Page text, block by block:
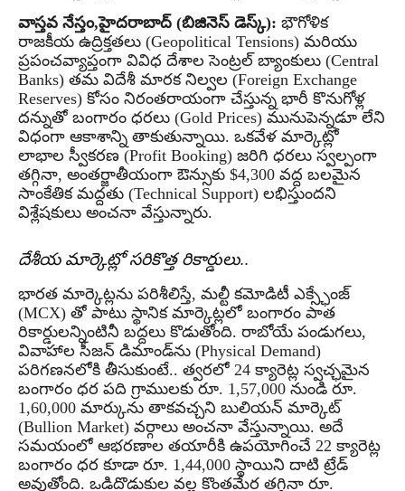
వాస్తవ నేస్తం,హైదరాబాద్ (బిజినెస్ డెస్క్): భౌగోళిక
రాజకీయ ఉద్రిక్తతలు (Geopolitical Tensions) మరియు
ప్రపంచవ్యాప్తంగా వివిధ దేశాల సెంట్రల్ బ్యాంకులు (Central
Banks) తమ విదేశీ మారక నిల్వల (Foreign Exchange
Reserves) కోసం నిరంతరాయంగా చేస్తున్న భారీ కొనుగోళ్ల
దన్నుతో బంగారం ధరలు (Gold Prices) మునుపెన్నడూ లేని
విధంగా ఆకాశాన్ని తాకుతున్నాయి. ఒకవేళ మార్కెట్లో
లాభాల స్వీకరణ (Profit Booking) జరిగి ధరలు స్వల్పంగా
తగ్గినా, అంతర్జాతీయంగా ఔన్సుకు $4,300 వద్ద బలమైన
సాంకేతిక మద్దతు (Technical Support) లభిస్తుందని
విశ్లేషకులు అంచనా వేస్తున్నారు.
దేశీయ మార్కెట్లో సరికొత్త రికార్డులు..
భారత మార్కెట్లను పరిశీలిస్తే, మల్టీ కమోడిటీ ఎక్స్ఛేంజ్
(MCX) తో పాటు స్థానిక మార్కెట్లలో బంగారం పాత
రికార్డులన్నింటినీ బద్దలు కొడుతోంది. రాబోయే పండుగలు,
వివాహాల సీజన్ డిమాండ్‌ను (Physical Demand)
పరిగణనలోకి తీసుకుంటే.. త్వరలో 24 క్యారెట్ల స్వచ్ఛమైన
బంగారం ధర పది గ్రాములకు రూ. 1,57,000 నుండి రూ.
1,60,000 మార్కును తాకవచ్చని బులియన్ మార్కెట్
(Bullion Market) వర్గాలు అంచనా వేస్తున్నాయి. అదే
సమయంలో ఆభరణాల తయారీకి ఉపయోగించే 22 క్యారెట్ల
బంగారం ధర కూడా రూ. 1,44,000 స్థాయిని దాటి ట్రేడ్
అవుతోంది. ఒడిదొడుకుల వల్ల కొంతమేర తగ్గినా రూ.